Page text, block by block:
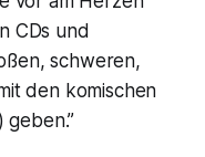
CDs und
schweren,
den komischen
geben.”